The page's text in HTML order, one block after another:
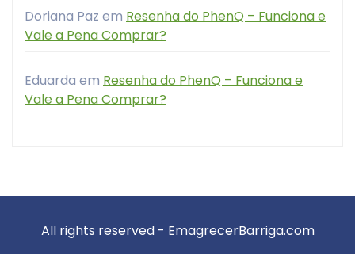
Doriana Paz em Resenha do PhenQ – Funciona e
Vale a Pena Comprar?
Eduarda em Resenha do PhenQ – Funciona e
Vale a Pena Comprar?
All rights reserved - EmagrecerBarriga.com